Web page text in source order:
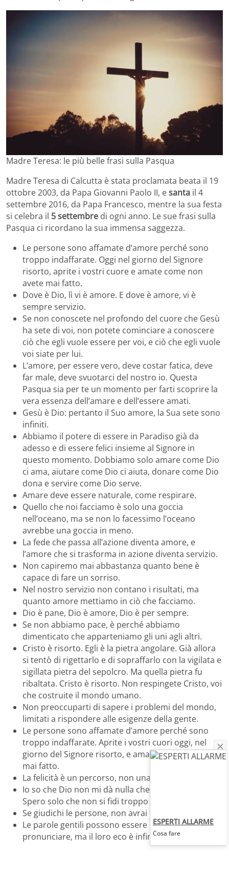
Madre Teresa: le più belle frasi sulla Pasqua
Madre Teresa di Calcutta è stata proclamata beata il 19
ottobre 2003, da Papa Giovanni Paolo II, esanta il 4
settembre 2016, da Papa Francesco, mentre la sua festa
si celebra il 5 settembre di ogni anno. Le sue frasi sulla
Pasqua ci ricordano la sua immensa saggezza.
Le persone sono affamate d’amore perché sono
troppo indaffarate. Oggi nel giorno del Signore
risorto, aprite i vostri cuore e amate come non
avete mai fatto.
Dove è Dio, lì vi è amore. E dove è amore, vi è
sempre servizio.
Se non conoscete nel profondo del cuore che Gesù
ha sete di voi, non potete cominciare a conoscere
ciò che egli vuole essere per voi, e ciò che egli vuole
voi siate per lui.
L’amore, per essere vero, deve costar fatica, deve
far male, deve svuotarci del nostro io. Questa
Pasqua sia per te un momento per farti scoprire la
vera essenza dell’amare e dell’essere amati.
Gesù è Dio: pertanto il Suo amore, la Sua sete sono
infiniti.
Abbiamo il potere di essere in Paradiso già da
adesso e di essere felici insieme al Signore in
questo momento. Dobbiamo solo amare come Dio
ci ama, aiutare come Dio ci aiuta, donare come Dio
dona e servire come Dio serve.
Amare deve essere naturale, come respirare.
Quello che noi facciamo è solo una goccia
nell’oceano, ma se non lo facessimo l’oceano
avrebbe una goccia in meno.
La fede che passa all’azione diventa amore, e
l’amore che si trasforma in azione diventa servizio.
Non capiremo mai abbastanza quanto bene è
capace di fare un sorriso.
Nel nostro servizio non contano i risultati, ma
quanto amore mettiamo in ciò che facciamo.
Dio è pane, Dio è amore, Dio è per sempre.
Se non abbiamo pace, è perché abbiamo
dimenticato che apparteniamo gli uni agli altri.
Cristo è risorto. Egli è la pietra angolare. Già allora
si tentò di rigettarlo e di sopraffarlo con la vigilata e
sigillata pietra del sepolcro. Ma quella pietra fu
ribaltata. Cristo è risorto. Non respingete Cristo, voi
che costruite il mondo umano.
Non preoccuparti di sapere i problemi del mondo,
limitati a rispondere alle esigenze della gente.
Le persone sono affamate d’amore perché sono
troppo indaffarate. Aprite i vostri cuori oggi, nel
giorno del Signore risorto, e amate come non avete
mai fatto.
La felicità è un percorso, non una destinazione.
Io so che Dio non mi dà nulla che non possa gestire.
Spero solo che non si fidi troppo di me.
Se giudichi le persone, non avrai tempo per amarle.
Le parole gentili possono essere brevi e facili da
pronunciare, ma il loro eco è infinito.
ESPERTI ALLARME
Cosa fare